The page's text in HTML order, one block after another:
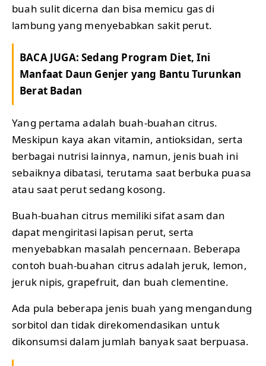
buah sulit dicerna dan bisa memicu gas di
lambung yang menyebabkan sakit perut.
BACA JUGA:Sedang Program Diet, Ini
Manfaat Daun Genjer yang Bantu Turunkan
Berat Badan
Yang pertama adalah buah-buahan citrus.
Meskipun kaya akan vitamin, antioksidan, serta
berbagai nutrisi lainnya, namun, jenis buah ini
sebaiknya dibatasi, terutama saat berbuka puasa
atau saat perut sedang kosong.
Buah-buahan citrus memiliki sifat asam dan
dapat mengiritasi lapisan perut, serta
menyebabkan masalah pencernaan. Beberapa
contoh buah-buahan citrus adalah jeruk, lemon,
jeruk nipis, grapefruit, dan buah clementine.
Ada pula beberapa jenis buah yang mengandung
sorbitol dan tidak direkomendasikan untuk
dikonsumsi dalam jumlah banyak saat berpuasa.